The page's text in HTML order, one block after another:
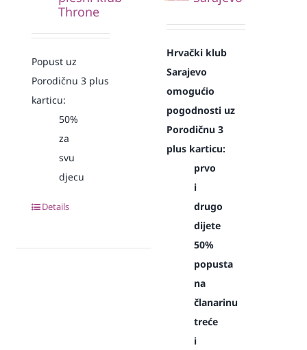
Throne
Popust uz
Porodičnu 3 plus
karticu:
50%
za
svu
djecu
Details
Hrvački klub
Sarajevo
omogućio
pogodnosti uz
Porodičnu 3
plus karticu:
prvo
i
drugo
dijete
50%
popusta
na
članarinu
treće
i